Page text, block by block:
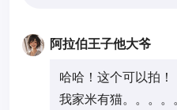
阿拉伯王子他大爷
哈哈！这个可以拍！
我家米有猫。。。。